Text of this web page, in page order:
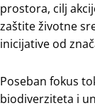
prostora, cilj
zaštite životne
inicijative od
Poseban fokus
biodiverziteta i